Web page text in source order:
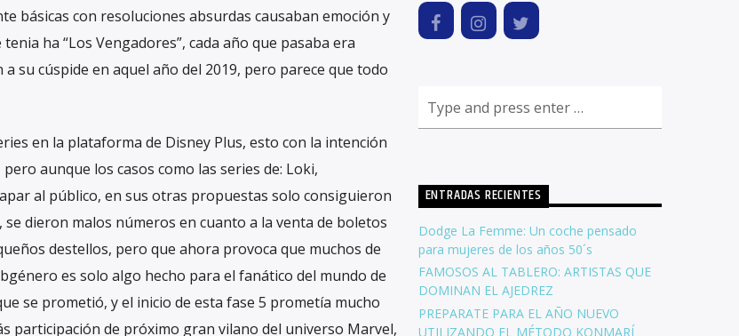
básicas con resoluciones absurdas causaban emoción y
ha “Los Vengadores”, cada año que pasaba era
su cúspide en aquel año del 2019, pero parece que todo
en la plataforma de Disney Plus, esto con la intención
aunque los casos como las series de: Loki,
al público, en sus otras propuestas solo consiguieron
dieron malos números en cuanto a la venta de boletos
destellos, pero que ahora provoca que muchos de
es solo algo hecho para el fanático del mundo de
se prometió, y el inicio de esta fase 5 prometía mucho
participación de próximo gran vilano del universo Marvel,
ENTRADAS RECIENTES
Dodge La Femme: Un coche pensado
para mujeres de los años 50´s
FAMOSOS AL TABLERO: ARTISTAS QUE
DOMINAN EL AJEDREZ
PREPARATE PARA EL AÑO NUEVO
UTILIZANDO EL MÉTODO KONMARÍ